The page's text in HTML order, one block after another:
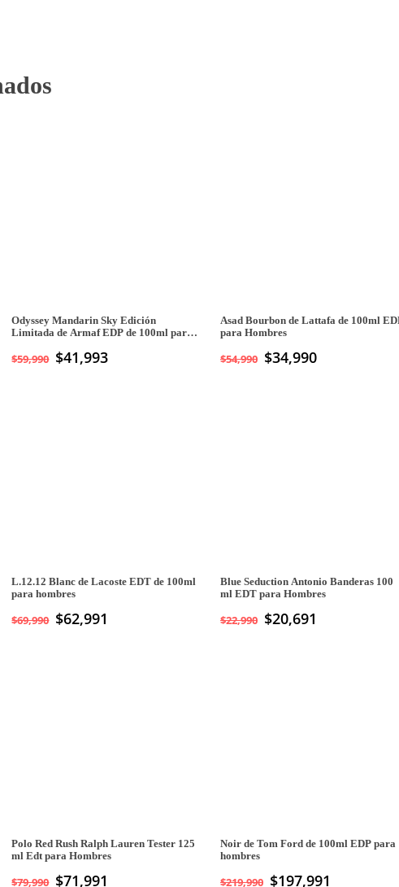
Odyssey Mandarin Sky Edición
Limitada de Armaf EDP de 100ml para
$59,990 $41,993
Asad Bourbon de Lattafa de 100ml
para Hombres
$54,990 El
$34,990El
L.12.12 Blanc de Lacoste EDT de 100ml
para hombres
$69,990 $62,991
Blue Seduction Antonio Banderas 100
ml EDT para Hombres
$22,990 $20,691
Polo Red Rush Ralph Lauren Tester 125
ml Edt para Hombres
$79,990 $71,991
Noir de Tom Ford de 100ml EDP para
hombres
$219,990 $197,991